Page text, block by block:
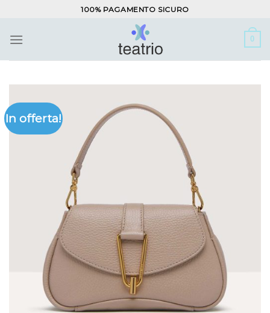
contenuti
100% PAGAMENTO SICURO
0
In offerta!